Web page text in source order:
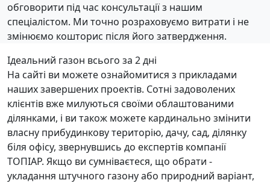
обговорити під час консультації з нашим
спеціалістом. Ми точно розраховуємо витрати і не
змінюємо кошторис після його затвердження.
Ідеальний газон всього за 2 дні
На сайті ви можете ознайомитися з прикладами
наших завершених проектів. Сотні задоволених
клієнтів вже милуються своїми облаштованими
ділянками, і ви також можете кардинально змінити
власну прибудинкову територію, дачу, сад, ділянку
біля офісу, звернувшись до експертів компанії
ТОПІАР. Якщо ви сумніваєтеся, що обрати -
укладання штучного газону або природний варіант,